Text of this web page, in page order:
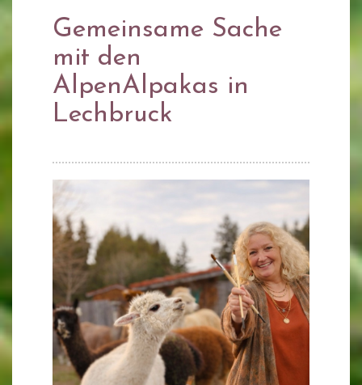
Gemeinsame Sache
mit den
AlpenAlpakas in
Lechbruck